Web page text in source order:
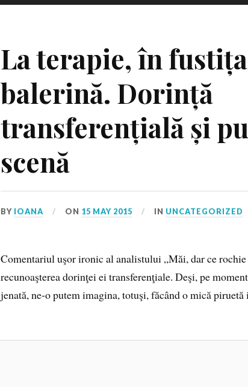
La terapie, în
balerină. Dorință
transferențială și
scenă
BY IOANA ON 15 MAY 2015 IN UNCATEGORIZED
Comentariul uşor ironic al analistului „Măi, dar ce
recunoaşterea dorinţei ei transferenţiale. Deşi, pe
jenată, ne-o putem imagina, totuşi, făcând o mică piruetă